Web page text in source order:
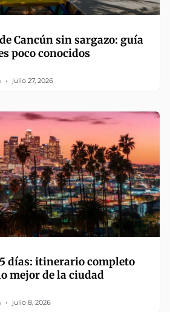
Cancún sin sargazo: guía
poco conocidos
julio 27, 2026
días: itinerario completo
mejor de la ciudad
julio 8, 2026